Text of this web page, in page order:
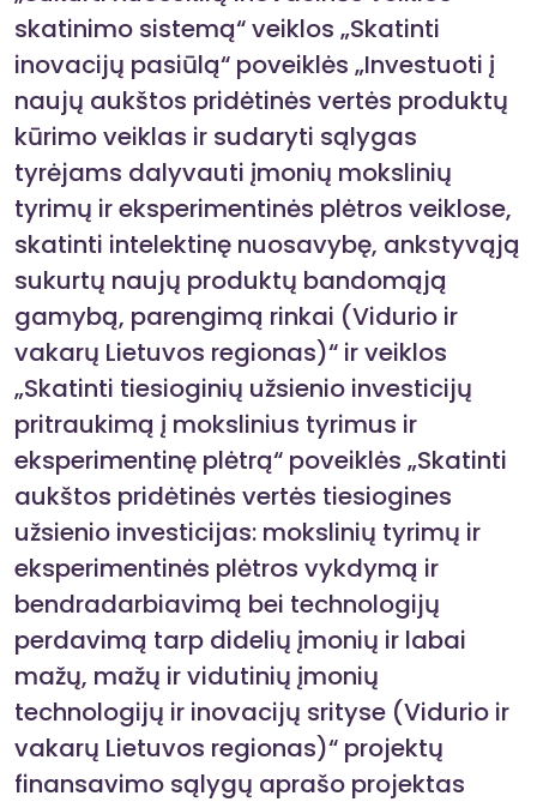
skatinimo sistemą“ veiklos „Skatinti
inovacijų pasiūlą“ poveiklės „Investuoti į
naujų aukštos pridėtinės vertės produktų
kūrimo veiklas ir sudaryti sąlygas
tyrėjams dalyvauti įmonių mokslinių
tyrimų ir eksperimentinės plėtros veiklose,
skatinti intelektinę nuosavybę, ankstyvąją
sukurtų naujų produktų bandomąją
gamybą, parengimą rinkai (Vidurio ir
vakarų Lietuvos regionas)“ ir veiklos
„Skatinti tiesioginių užsienio investicijų
pritraukimą į mokslinius tyrimus ir
eksperimentinę plėtrą“ poveiklės „Skatinti
aukštos pridėtinės vertės tiesiogines
užsienio investicijas: mokslinių tyrimų ir
eksperimentinės plėtros vykdymą ir
bendradarbiavimą bei technologijų
perdavimą tarp didelių įmonių ir labai
mažų, mažų ir vidutinių įmonių
technologijų ir inovacijų srityse (Vidurio ir
vakarų Lietuvos regionas)“ projektų
finansavimo sąlygų aprašo projektas